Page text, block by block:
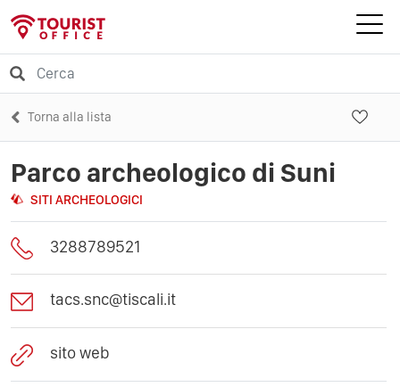
Torna alla lista
Parco archeologico di Suni
SITI ARCHEOLOGICI
3288789521
tacs.snc@tiscali.it
sito web